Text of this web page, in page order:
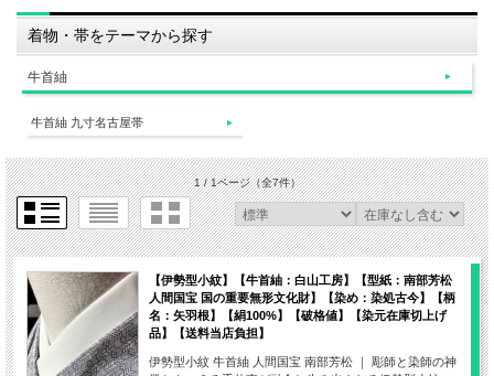
着物・帯をテーマから探す
牛首紬
牛首紬 九寸名古屋帯
1 / 1ページ（全7件）
【伊勢型小紋】【牛首紬：白山工房】【型紙：南部芳松
人間国宝 国の重要無形文化財】【染め：染処古今】【柄
名：矢羽根】【絹100%】【破格値】【染元在庫切上げ
品】【送料当店負担】
伊勢型小紋 牛首紬 人間国宝 南部芳松 ｜ 彫師と染師の神